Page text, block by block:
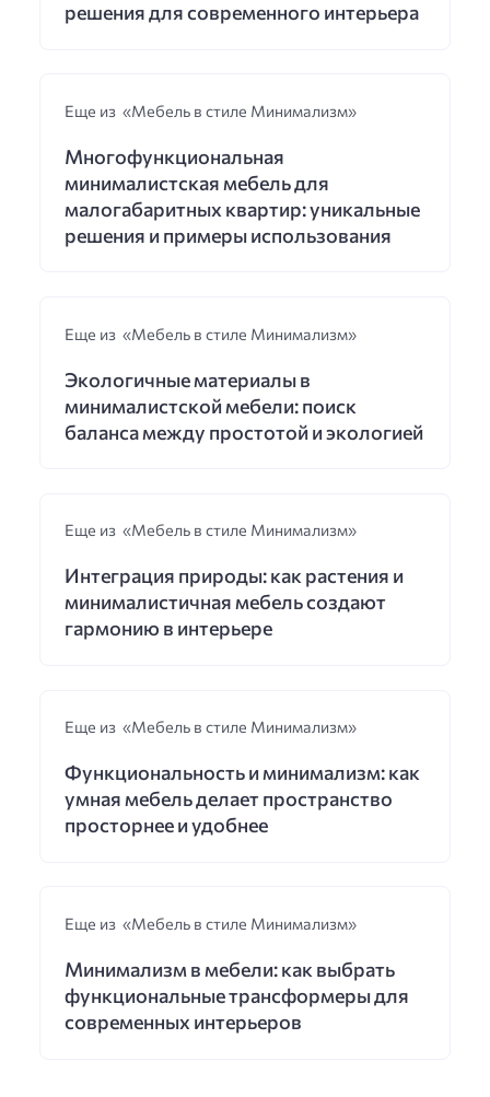
решения для современного интерьера
Еще из «Мебель в стиле Минимализм»
Многофункциональная
минималистская мебель для
малогабаритных квартир: уникальные
решения и примеры использования
Еще из «Мебель в стиле Минимализм»
Экологичные материалы в
минималистской мебели: поиск
баланса между простотой и экологией
Еще из «Мебель в стиле Минимализм»
Интеграция природы: как растения и
минималистичная мебель создают
гармонию в интерьере
Еще из «Мебель в стиле Минимализм»
Функциональность и минимализм: как
умная мебель делает пространство
просторнее и удобнее
Еще из «Мебель в стиле Минимализм»
Минимализм в мебели: как выбрать
функциональные трансформеры для
современных интерьеров